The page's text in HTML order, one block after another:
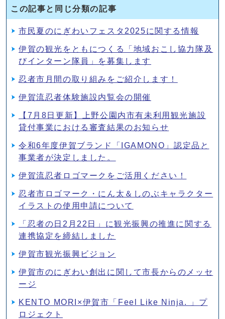
この記事と同じ分類の記事
市民夏のにぎわいフェスタ2025に関する情報
伊賀の観光をともにつくる「地域おこし協力隊及
びインターン隊員」を募集します
忍者市月間の取り組みをご紹介します！
伊賀流忍者体験施設内覧会の開催
【7月8日更新】上野公園内市有未利用観光施設
貸付事業における審査結果のお知らせ
令和6年度伊賀ブランド「IGAMONO」認定品と
事業者が決定しました。
伊賀流忍者ロゴマークをご活用ください！
忍者市ロゴマーク・にん太＆しのぶキャラクター
イラストの使用申請について
「忍者の日2月22日」に観光振興の推進に関する
連携協定を締結しました
伊賀市観光振興ビジョン
伊賀市のにぎわい創出に関して市長からのメッセ
ージ
KENTO MORI×伊賀市「Feel Like Ninja. 」プ
ロジェクト